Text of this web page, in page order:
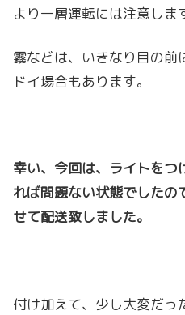
より一層運転には注意しま
霧などは、いきなり目の前
ドイ場合もあります。
幸い、今回は、ライトをつ
れば問題ない状態でしたの
せて配送致しました。
付け加えて、少し大変だ